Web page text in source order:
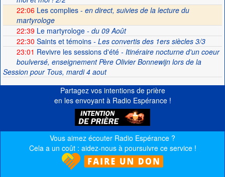
22:06 Les complies - en direct, suivies de la lecture du
martyrologe
22:39Le martyrologe- du 09 Août
22:30 Saints et témoins- Les convertis des 1ers siècles 3/3
23:01 Revivre les sessions d'été- Itinéraire nocturne d'un coeur
boulversé, enseignement Père Olivier Bonnewijn lors de la
Session pour Tous, mardi 4 aout
Partagez vos intentions de prière
en les envoyant à Radio Espérance !
Vous aimez écouter Radio Espérance ?
Cela a un coût : aidez-nous à poursuivre ce service !